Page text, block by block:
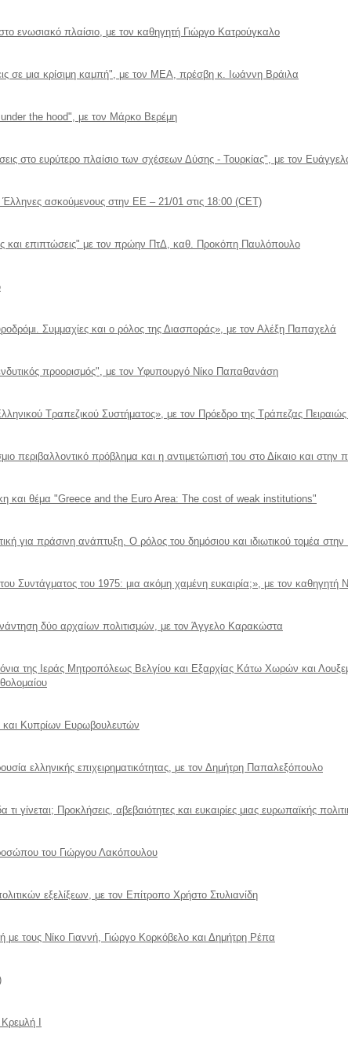
ενωσιακό πλαίσιο, με τον καθηγητή Γιώργο Κατρούγκαλο
σε μια κρίσιμη καμπή", με τον ΜΕΑ, πρέσβη κ. Ιωάννη Βράιλα
the hood", με τον Μάρκο Βερέμη
στο ευρύτερο πλαίσιο των σχέσεων Δύσης - Τουρκίας", με τον
ασκούμενους στην ΕΕ – 21/01 στις 18:00 (CET)
και επιπτώσεις" με τον πρώην ΠτΔ, καθ. Προκόπη Παυλόπουλο
Συμμαχίες και ο ρόλος της Διασποράς», με τον Αλέξη Παπαχελά
προορισμός", με τον Υφυπουργό Νίκο Παπαθανάση
Τραπεζικού Συστήματος», με τον Πρόεδρο της Τράπεζας
περιβαλλοντικό πρόβλημα και η αντιμετώπισή του στο Δίκαιο και
και θέμα "Greece and the Euro Area: The cost of weak institutions"
για πράσινη ανάπτυξη. Ο ρόλος του δημόσιου και ιδιωτικού τομέα
Συντάγματος του 1975: μια ακόμη χαμένη ευκαιρία;», με τον καθηγητή
δύο αρχαίων πολιτισμών, με τον Άγγελο Καρακώστα
της Ιεράς Μητροπόλεως Βελγίου και Εξαρχίας Κάτω Χωρών και
Κυπρίων Ευρωβουλευτών
ελληνικής επιχειρηματικότητας, με τον Δημήτρη Παπαλεξόπουλο
γίνεται; Προκλήσεις, αβεβαιότητες και ευκαιρίες μιας ευρωπαϊκής
του Γιώργου Λακόπουλου
εξελίξεων, με τον Επίτροπο Χρήστο Στυλιανίδη
τους Νίκο Γιαννή, Γιώργο Κορκόβελο και Δημήτρη Ρέπα
I